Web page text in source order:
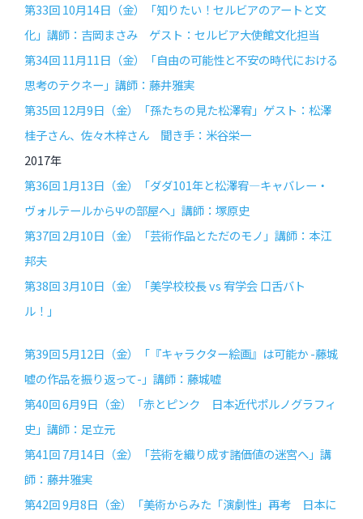
第33回 10月14日（金）「知りたい！セルビアのアートと文
化」講師：吉岡まさみ ゲスト：セルビア大使館文化担当
第34回 11月11日（金）「自由の可能性と不安の時代における
思考のテクネー」講師：藤井雅実
第35回 12月9日（金）「孫たちの見た松澤宥」ゲスト：松澤
桂子さん、佐々木梓さん 聞き手：米谷栄一
2017年
第36回 1月13日（金）「ダダ101年と松澤宥―キャバレー・
ヴォルテールからΨの部屋へ」講師：塚原史
第37回 2月10日（金）「芸術作品とただのモノ」講師：本江
邦夫
第38回 3月10日（金）「美学校校長 vs 宥学会 口舌バト
ル！」
第39回 5月12日（金）「『キャラクター絵画』は可能か -藤城
嘘の作品を振り返って-」講師：藤城嘘
第40回 6月9日（金）「赤とピンク 日本近代ポルノグラフィ
史」講師：足立元
第41回 7月14日（金）「芸術を織り成す諸価値の迷宮へ」講
師：藤井雅実
第42回 9月8日（金）「美術からみた「演劇性」再考 日本に